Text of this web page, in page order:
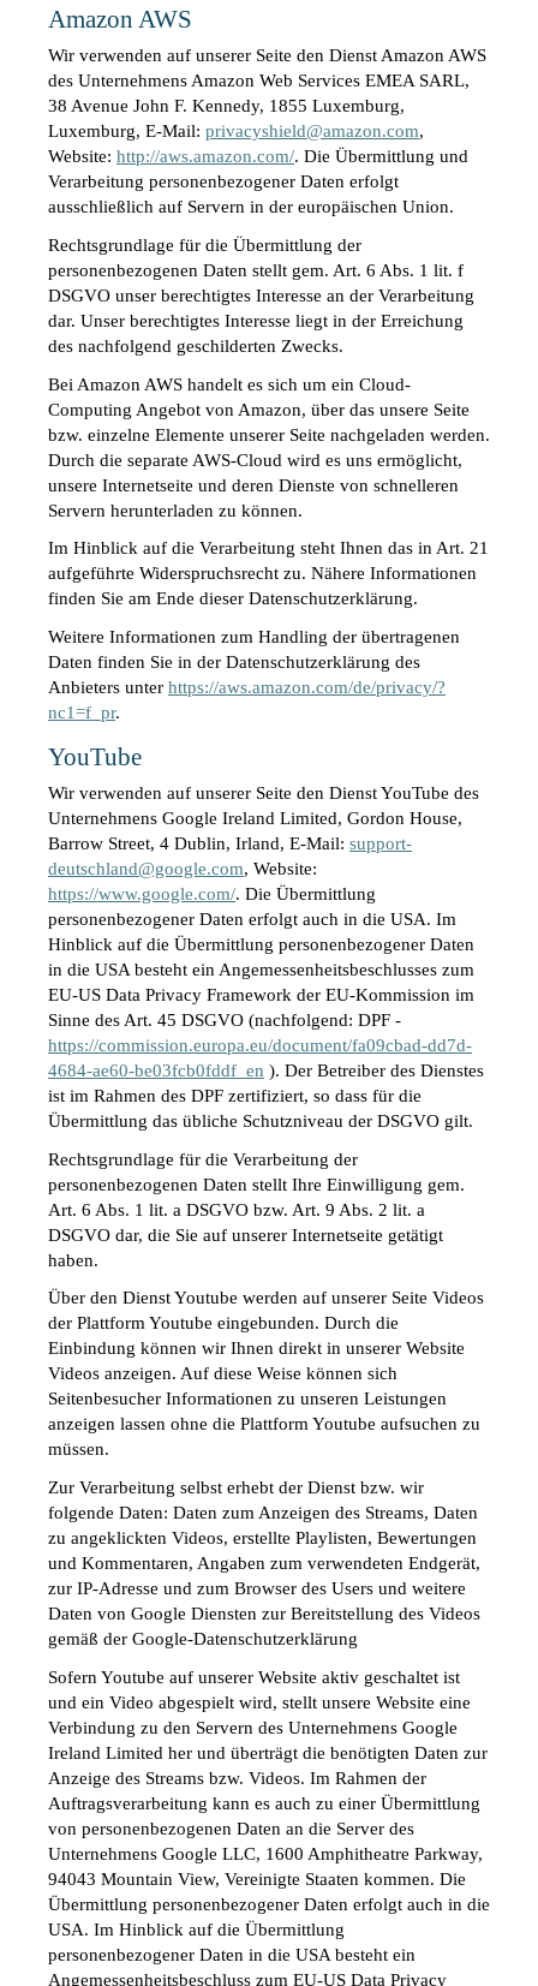
Amazon AWS
Wir verwenden auf unserer Seite den Dienst Amazon AWS
des Unternehmens Amazon Web Services EMEA SARL,
38 Avenue John F. Kennedy, 1855 Luxemburg,
Luxemburg, E-Mail: privacyshield@amazon.com,
Website: http://aws.amazon.com/. Die Übermittlung und
Verarbeitung personenbezogener Daten erfolgt
ausschließlich auf Servern in der europäischen Union.
Rechtsgrundlage für die Übermittlung der
personenbezogenen Daten stellt gem. Art. 6 Abs. 1 lit. f
DSGVO unser berechtigtes Interesse an der Verarbeitung
dar. Unser berechtigtes Interesse liegt in der Erreichung
des nachfolgend geschilderten Zwecks.
Bei Amazon AWS handelt es sich um ein Cloud-
Computing Angebot von Amazon, über das unsere Seite
bzw. einzelne Elemente unserer Seite nachgeladen werden.
Durch die separate AWS-Cloud wird es uns ermöglicht,
unsere Internetseite und deren Dienste von schnelleren
Servern herunterladen zu können.
Im Hinblick auf die Verarbeitung steht Ihnen das in Art. 21
aufgeführte Widerspruchsrecht zu. Nähere Informationen
finden Sie am Ende dieser Datenschutzerklärung.
Weitere Informationen zum Handling der übertragenen
Daten finden Sie in der Datenschutzerklärung des
Anbieters unter https://aws.amazon.com/de/privacy/?
nc1=f_pr.
YouTube
Wir verwenden auf unserer Seite den Dienst YouTube des
Unternehmens Google Ireland Limited, Gordon House,
Barrow Street, 4 Dublin, Irland, E-Mail: support-
deutschland@google.com
https://www.google.com/. Die Übermittlung
personenbezogener Daten erfolgt auch in die USA. Im
Hinblick auf die Übermittlung personenbezogener Daten
in die USA besteht ein Angemessenheitsbeschlusses zum
EU-US Data Privacy Framework der EU-Kommission im
https://commission.europa.eu/document/fa09cbad-dd7d-
4684-ae60-be03fcb0fddf_en ). Der Betreiber des Dienstes
ist im Rahmen des DPF zertifiziert, so dass für die
Übermittlung das übliche Schutzniveau der DSGVO gilt.
Rechtsgrundlage für die Verarbeitung der
personenbezogenen Daten stellt Ihre Einwilligung gem.
Art. 6 Abs. 1 lit. a DSGVO bzw. Art. 9 Abs. 2 lit. a
DSGVO dar, die Sie auf unserer Internetseite getätigt
haben.
Über den Dienst Youtube werden auf unserer Seite Videos
der Plattform Youtube eingebunden. Durch die
Einbindung können wir Ihnen direkt in unserer Website
Videos anzeigen. Auf diese Weise können sich
Seitenbesucher Informationen zu unseren Leistungen
anzeigen lassen ohne die Plattform Youtube aufsuchen zu
müssen.
Zur Verarbeitung selbst erhebt der Dienst bzw. wir
folgende Daten: Daten zum Anzeigen des Streams, Daten
zu angeklickten Videos, erstellte Playlisten, Bewertungen
und Kommentaren, Angaben zum verwendeten Endgerät,
zur IP-Adresse und zum Browser des Users und weitere
Daten von Google Diensten zur Bereitstellung des Videos
gemäß der Google-Datenschutzerklärung
Sofern Youtube auf unserer Website aktiv geschaltet ist
und ein Video abgespielt wird, stellt unsere Website eine
Verbindung zu den Servern des Unternehmens Google
Ireland Limited her und überträgt die benötigten Daten zur
Anzeige des Streams bzw. Videos. Im Rahmen der
Auftragsverarbeitung kann es auch zu einer Übermittlung
von personenbezogenen Daten an die Server des
Unternehmens Google LLC, 1600 Amphitheatre Parkway,
94043 Mountain View, Vereinigte Staaten kommen. Die
Übermittlung personenbezogener Daten erfolgt auch in die
USA. Im Hinblick auf die Übermittlung
personenbezogener Daten in die USA besteht ein
Angemessenheitsbeschluss zum EU-US Data Privacy